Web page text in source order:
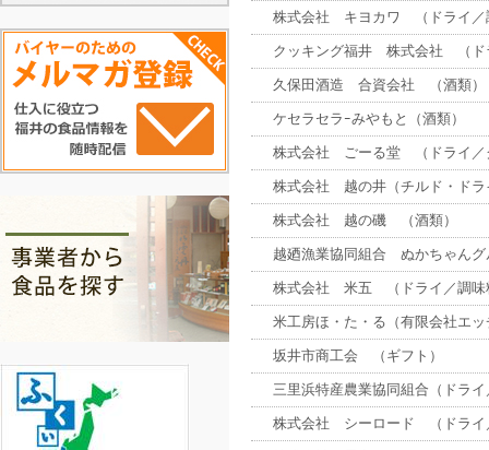
株式会社 キヨカワ （ドライ／
クッキング福井 株式会社 （ド
久保田酒造 合資会社 （酒類）
ケセラセラｰみやもと（酒類）
株式会社 ごーる堂 （ドライ／
株式会社 越の井（チルド・ドラ
株式会社 越の磯 （酒類）
越廼漁業協同組合 ぬかちゃん
株式会社 米五 （ドライ／調味
米工房ほ・た・る（有限会社エ
坂井市商工会 （ギフト）
三里浜特産農業協同組合（ドラ
株式会社 シーロード （ドライ